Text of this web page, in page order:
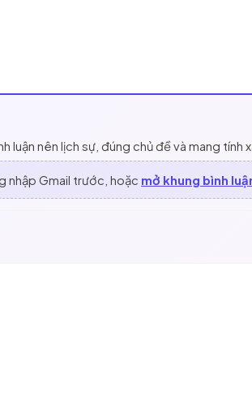
nên lịch sự, đúng chủ đề và mang tính
nhập Gmail trước, hoặc mở khung bình